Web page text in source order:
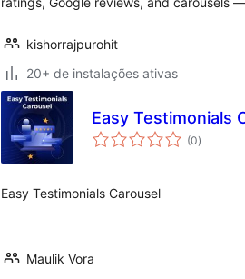
kishorrajpurohit
20+ de instalações ativas
Easy Testimonials
(0total
de
)
Easy Testimonials Carousel
Maulik Vora